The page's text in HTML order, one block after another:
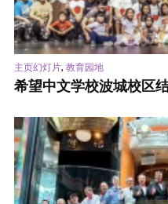
主页幻灯片, 教育园地
希望中文学校波城校区